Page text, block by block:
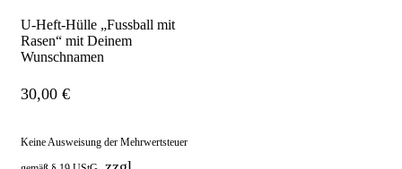
U-Heft-Hülle „Fussball mit
Rasen“ mit Deinem
Wunschnamen
30,00 €
Keine Ausweisung der Mehrwertsteuer